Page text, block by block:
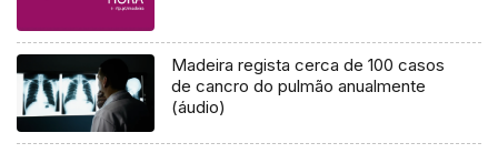
Madeira regista cerca de 100 casos
de cancro do pulmão anualmente
(áudio)